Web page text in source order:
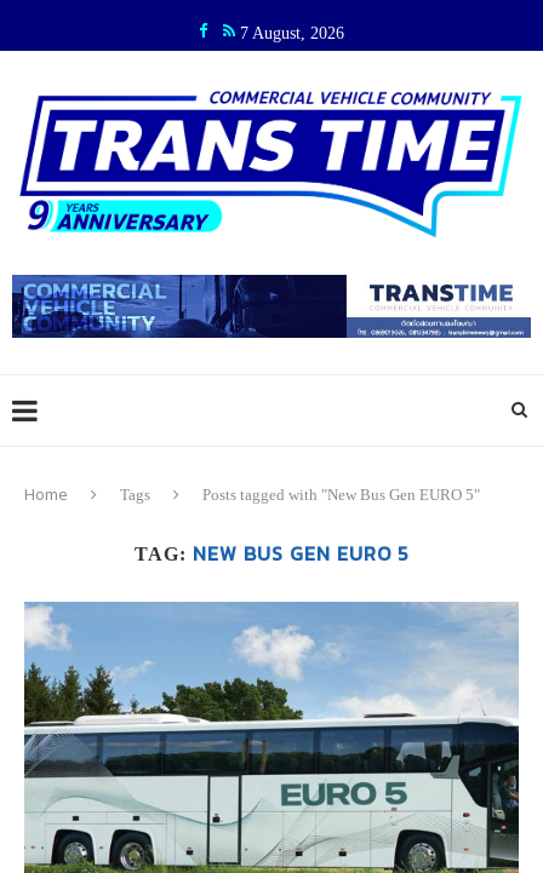
7 August, 2026
Home Tags Posts tagged with "New Bus Gen EURO 5"
TAG: NEW BUS GEN EURO 5